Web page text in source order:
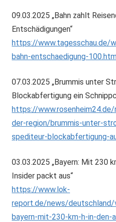
09.03.2025 „Bahn zahlt
Entschädigungen“
https://www.tagesschau.de/
bahn-entschaedigung-
07.03.2025 „Brummis unter
Blockabfertigung ein
https://
der-region/brummis-unter-
spediteur-blockabfertigung-
03.03.2025 „Bayern: Mit 230
Insider packt aus“
https://www.lok-
report.de/news/
bayern-mit-230-km-h-in-den-